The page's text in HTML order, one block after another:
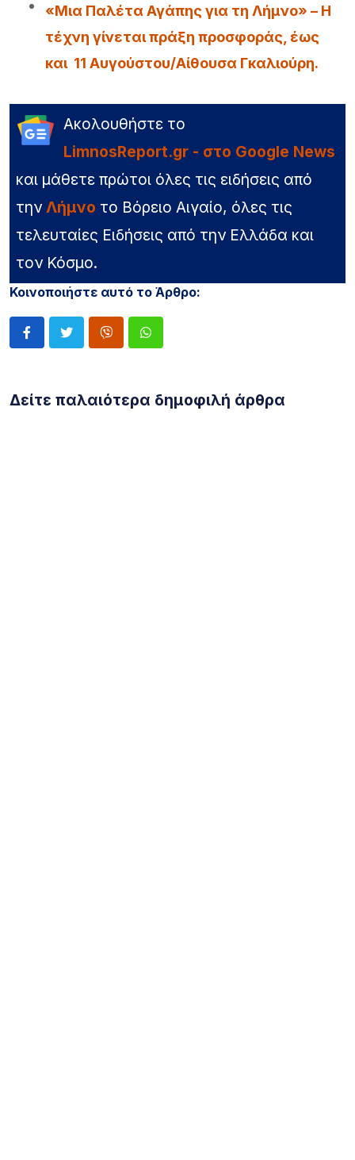
«Μια Παλέτα Αγάπης για τη Λήμνο» – Η
τέχνη γίνεται πράξη προσφοράς, έως
και 11 Αυγούστου/Αίθουσα Γκαλιούρη.
Ακολουθήστε το
LimnosReport.gr - στο Google News
και μάθετε πρώτοι όλες τις ειδήσεις από
την Λήμνο το Βόρειο Αιγαίο, όλες τις
τελευταίες Ειδήσεις από την Ελλάδα και
τον Κόσμο.
Κοινοποιήστε αυτό το Άρθρο:
Δείτε παλαιότερα δημοφιλή άρθρα